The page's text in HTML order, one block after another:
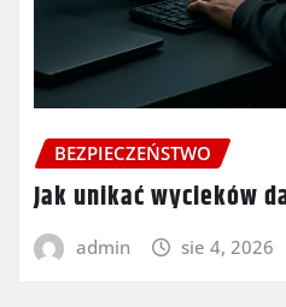
BEZPIECZEŃSTWO
Jak unikać wycieków
admin sie 4, 2026